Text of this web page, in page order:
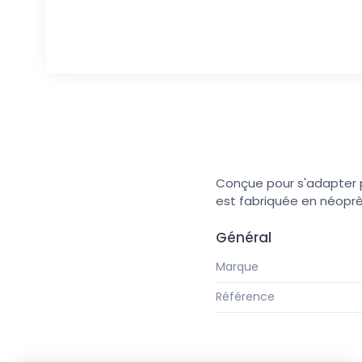
Conçue pour s'adapter
est fabriquée en
Général
Marque
Référence